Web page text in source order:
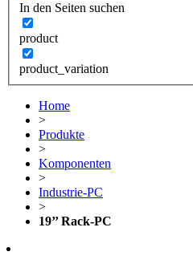
In den Seiten suchen
product
product_variation
Home
>
Produkte
>
Komponenten
>
Industrie-PC
>
19’’ Rack-PC